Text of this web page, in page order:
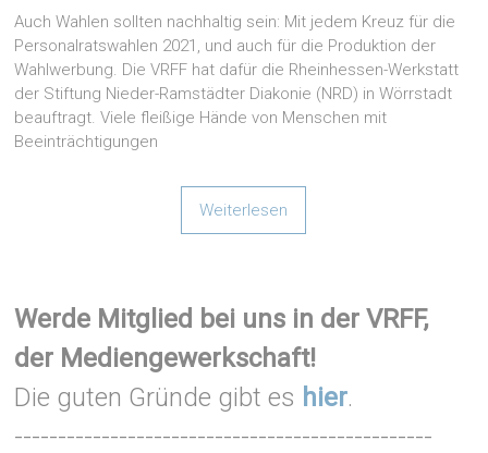
Auch Wahlen sollten nachhaltig sein: Mit jedem Kreuz für die
Personalratswahlen 2021, und auch für die Produktion der
Wahlwerbung. Die VRFF hat dafür die Rheinhessen-Werkstatt
der Stiftung Nieder-Ramstädter Diakonie (NRD) in Wörrstadt
beauftragt. Viele fleißige Hände von Menschen mit
Beeinträchtigungen
Weiterlesen
Werde Mitglied bei uns in der VRFF,
der Mediengewerkschaft!
Die guten Gründe gibt es hier.
------------------------------------------------